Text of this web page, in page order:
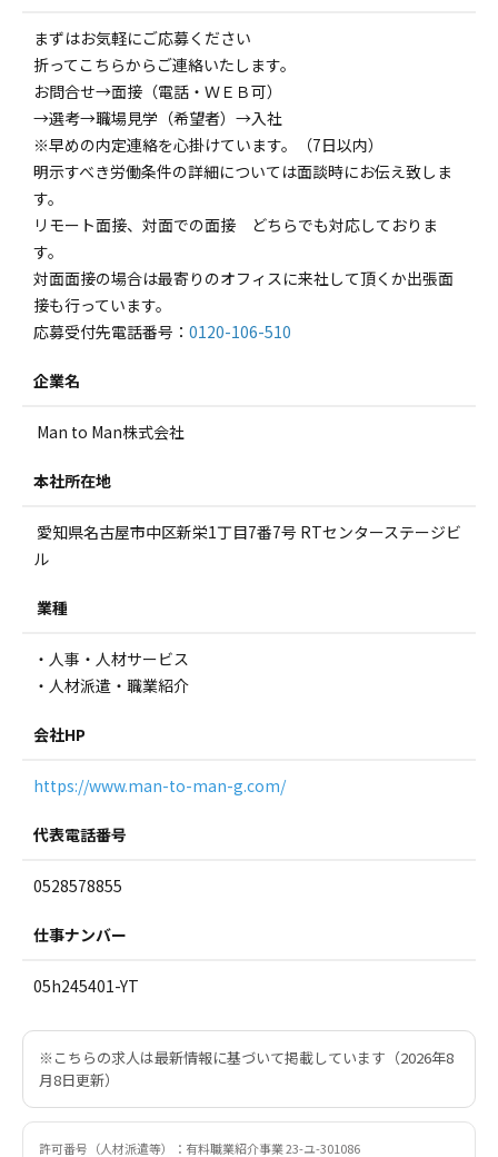
まずはお気軽にご応募ください
折ってこちらからご連絡いたします。
お問合せ→面接（電話・ＷＥＢ可）
→選考→職場見学（希望者）→入社
※早めの内定連絡を心掛けています。（7日以内）
明示すべき労働条件の詳細については面談時にお伝え致しま
す。
リモート面接、対面での面接 どちらでも対応しておりま
す。
対面面接の場合は最寄りのオフィスに来社して頂くか出張面
接も行っています。
応募受付先電話番号： 0120-106-510
企業名
Man to Man株式会社
本社所在地
愛知県名古屋市中区新栄1丁目7番7号 RTセンターステージビ
ル
業種
・人事・人材サービス
・人材派遣・職業紹介
会社HP
https://www.man-to-man-g.com/
代表電話番号
0528578855
仕事ナンバー
05h245401-YT
※こちらの求人は最新情報に基づいて掲載しています（2026年8
月8日更新）
許可番号（人材派遣等）：有料職業紹介事業 23-ユ-301086